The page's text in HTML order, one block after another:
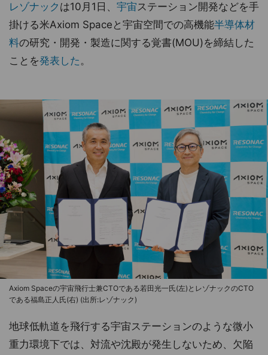
レゾナック は10月1日、 宇宙ステーション開発などを手
掛ける米Axiom Spaceと宇宙空間での高機能半導体材
料の研究・開発・製造に関する覚書(MOU)を締結した
ことを発表した。
Axiom Spaceの宇宙飛行士兼CTOである若田光一氏(左)とレゾナックのCTO
である福島正人氏(右) (出所:レゾナック)
地球低軌道を飛行する宇宙ステーションのような微小
重力環境下では、対流や沈殿が発生しないため、欠陥